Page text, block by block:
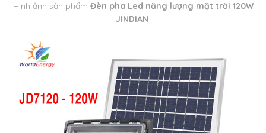
Hình ảnh sản phẩm Đèn pha Led năng lượng mặt trời 120W
JINDIAN